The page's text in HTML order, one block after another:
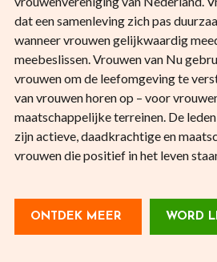
dat een samenleving zich pas
wanneer vrouwen gelijkwaardig
meebeslissen. Vrouwen van Nu
vrouwen om de leefomgeving te
van vrouwen horen op – voor
maatschappelijke terreinen. De
zijn actieve, daadkrachtige en
vrouwen die positief in het leven
ONTDEK MEER WORD